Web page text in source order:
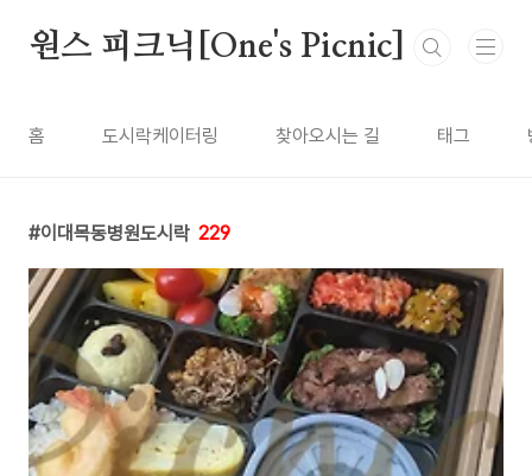
원스 피크닉[One's Picnic]
홈 도시락케이터링 찾아오시는 길 태그
이대목동병원도시락 229